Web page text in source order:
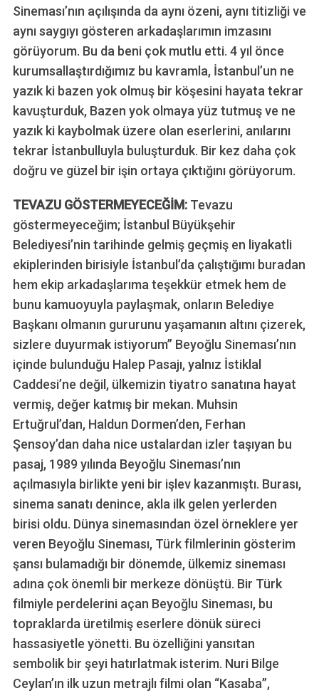
Sineması’nın açılışında da aynı özeni, aynı titizliği ve
aynı saygıyı gösteren arkadaşlarımın imzasını
görüyorum. Bu da beni çok mutlu etti. 4 yıl önce
kurumsallaştırdığımız bu kavramla, İstanbul’un ne
yazık ki bazen yok olmuş bir köşesini hayata tekrar
kavuşturduk, Bazen yok olmaya yüz tutmuş ve ne
yazık ki kaybolmak üzere olan eserlerini, anılarını
tekrar İstanbulluyla buluşturduk. Bir kez daha çok
doğru ve güzel bir işin ortaya çıktığını görüyorum.
TEVAZU GÖSTERMEYECEĞİM: Tevazu
göstermeyeceğim; İstanbul Büyükşehir
Belediyesi’nin tarihinde gelmiş geçmiş en liyakatli
ekiplerinden birisiyle İstanbul’da çalıştığımı buradan
hem ekip arkadaşlarıma teşekkür etmek hem de
bunu kamuoyuyla paylaşmak, onların Belediye
Başkanı olmanın gururunu yaşamanın altını çizerek,
sizlere duyurmak istiyorum” Beyoğlu Sineması’nın
içinde bulunduğu Halep Pasajı, yalnız İstiklal
Caddesi’ne değil, ülkemizin tiyatro sanatına hayat
vermiş, değer katmış bir mekan. Muhsin
Ertuğrul’dan, Haldun Dormen’den, Ferhan
Şensoy’dan daha nice ustalardan izler taşıyan bu
pasaj, 1989 yılında Beyoğlu Sineması’nın
açılmasıyla birlikte yeni bir işlev kazanmıştı. Burası,
sinema sanatı denince, akla ilk gelen yerlerden
birisi oldu. Dünya sinemasından özel örneklere yer
veren Beyoğlu Sineması, Türk filmlerinin gösterim
şansı bulamadığı bir dönemde, ülkemiz sineması
adına çok önemli bir merkeze dönüştü. Bir Türk
filmiyle perdelerini açan Beyoğlu Sineması, bu
topraklarda üretilmiş eserlere dönük süreci
hassasiyetle yönetti. Bu özelliğini yansıtan
sembolik bir şeyi hatırlatmak isterim. Nuri Bilge
Ceylan’ın ilk uzun metrajlı filmi olan “Kasaba”,